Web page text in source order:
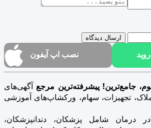
ارسال دیدگاه
نصب اپ آیفون
جامع‌ترین! پیشرفته‌ترین مرجع آگهی‌های
تجهیزات، سهام، ورکشاپ‌های آموزشی
درمان شامل پزشکان، دندانپزشکان،